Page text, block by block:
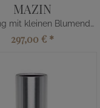
MAZIN
Vasenring mit kleinen Blumendetails
297,00 € *